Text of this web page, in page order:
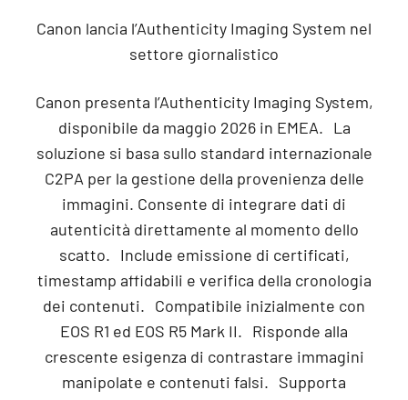
Canon lancia l’Authenticity Imaging System nel
settore giornalistico
Canon presenta l’Authenticity Imaging System,
disponibile da maggio 2026 in EMEA. La
soluzione si basa sullo standard internazionale
C2PA per la gestione della provenienza delle
immagini. Consente di integrare dati di
autenticità direttamente al momento dello
scatto. Include emissione di certificati,
timestamp affidabili e verifica della cronologia
dei contenuti. Compatibile inizialmente con
EOS R1 ed EOS R5 Mark II. Risponde alla
crescente esigenza di contrastare immagini
manipolate e contenuti falsi. Supporta